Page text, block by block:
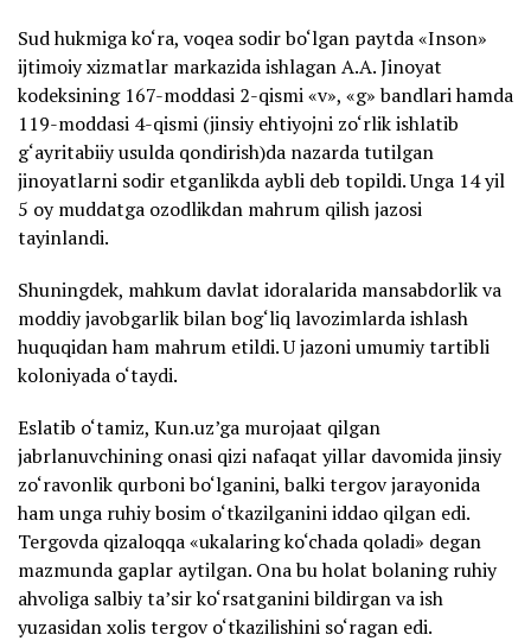
Sud hukmiga ko‘ra, voqea sodir bo‘lgan paytda «Inson»
ijtimoiy xizmatlar markazida ishlagan A.A. Jinoyat
kodeksining 167-moddasi 2-qismi «v», «g» bandlari hamda
119-moddasi 4-qismi (jinsiy ehtiyojni zo‘rlik ishlatib
g‘ayritabiiy usulda qondirish)da nazarda tutilgan
jinoyatlarni sodir etganlikda aybli deb topildi. Unga 14 yil
5 oy muddatga ozodlikdan mahrum qilish jazosi
tayinlandi.
Shuningdek, mahkum davlat idoralarida mansabdorlik va
moddiy javobgarlik bilan bog‘liq lavozimlarda ishlash
huquqidan ham mahrum etildi. U jazoni umumiy tartibli
koloniyada o‘taydi.
Eslatib o‘tamiz, Kun.uz’ga murojaat qilgan
jabrlanuvchining onasi qizi nafaqat yillar davomida jinsiy
zo‘ravonlik qurboni bo‘lganini, balki tergov jarayonida
ham unga ruhiy bosim o‘tkazilganini iddao qilgan edi.
Tergovda qizaloqqa «ukalaring ko‘chada qoladi» degan
mazmunda gaplar aytilgan. Ona bu holat bolaning ruhiy
ahvoliga salbiy ta’sir ko‘rsatganini bildirgan va ish
yuzasidan xolis tergov o‘tkazilishini so‘ragan edi.